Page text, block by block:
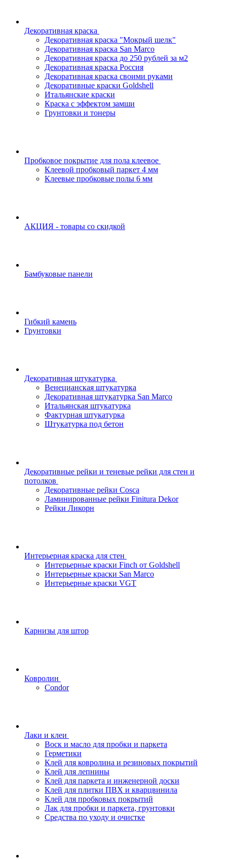
Декоративная краска
Декоративная краска "Мокрый шелк"
Декоративная краска San Marco
Декоративная краска до 250 рублей за м2
Декоративная краска Россия
Декоративная краска своими руками
Декоративные краски Goldshell
Итальянские краски
Краска с эффектом замши
Грунтовки и тонеры
Пробковое покрытие для пола клеевое
Клеевой пробковый паркет 4 мм
Клеевые пробковые полы 6 мм
АКЦИЯ - товары со скидкой
Бамбуковые панели
Гибкий камень
Грунтовки
Декоративная штукатурка
Венецианская штукатурка
Декоративная штукатурка San Marco
Итальянская штукатурка
Фактурная штукатурка
Штукатурка под бетон
Декоративные рейки и теневые рейки для стен и
потолков
Декоративные рейки Cosca
Ламинированные рейки Finitura Dekor
Рейки Ликорн
Интерьерная краска для стен
Интерьерные краски Finch от Goldshell
Интерьерные краски San Marco
Интерьерные краски VGT
Карнизы для штор
Ковролин
Condor
Лаки и клеи
Воск и масло для пробки и паркета
Герметики
Клей для ковролина и резиновых покрытий
Клей для лепнины
Клей для паркета и инженерной доски
Клей для плитки ПВХ и кварцвинила
Клей для пробковых покрытий
Лак для пробки и паркета, грунтовки
Средства по уходу и очистке